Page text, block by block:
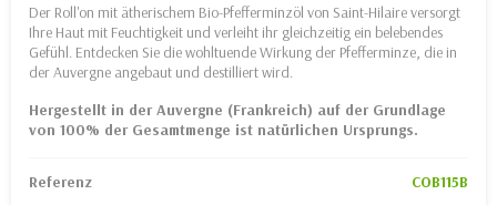
Der Roll'on mit ätherischem Bio-Pfefferminzöl von Saint-Hilaire versorgt
Ihre Haut mit Feuchtigkeit und verleiht ihr gleichzeitig ein belebendes
Gefühl. Entdecken Sie die wohltuende Wirkung der Pfefferminze, die in
der Auvergne angebaut und destilliert wird.
Hergestellt in der Auvergne (Frankreich) auf der Grundlage
von 100% der Gesamtmenge ist natürlichen Ursprungs.
Referenz COB115B